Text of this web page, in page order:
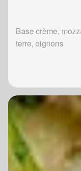
Base crème,
terre, oignons